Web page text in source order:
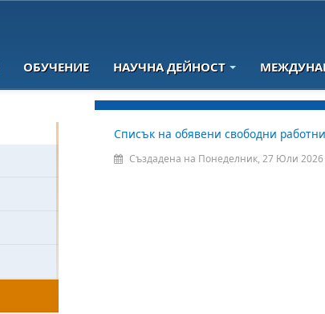
ОБУЧЕНИЕ НАУЧНА ДЕЙНОСТ
Списък на обявени свободни
Създадена на Понеделник, 27 Юли 2026